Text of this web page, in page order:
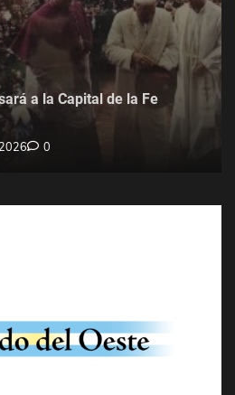
a la Capital de la Fe
0